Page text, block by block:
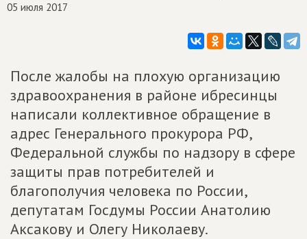
05 июля 2017
После жалобы на плохую организацию
здравоохранения в районе ибресинцы
написали коллективное обращение в
адрес Генерального прокурора РФ,
Федеральной службы по надзору в сфере
защиты прав потребителей и
благополучия человека по России,
депутатам Госдумы России Анатолию
Аксакову и Олегу Николаеву.